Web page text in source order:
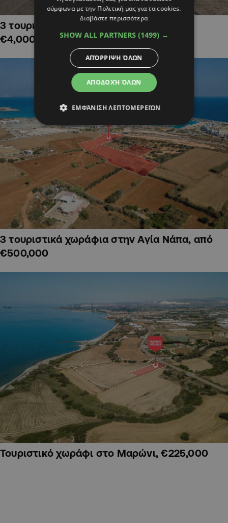
3 τουριστικά χωράφια στην Αλαμινό,
€4,000,000
3 τουριστικά χωράφια στην Αγία Νάπα, από
€500,000
Τουριστικό χωράφι στο Μαρώνι, €225,000
σύμφωνα με την Πολιτική μας για τα cookies.
Διαβάστε περισσότερα
SHOW ALL PARTNERS (1499) →
ΑΠΟΔΟΧΉ ΌΛΩΝ
ΑΠΌΡΡΙΨΗ ΌΛΩΝ
ΕΜΦΆΝΙΣΗ ΛΕΠΤΟΜΕΡΕΙΏΝ